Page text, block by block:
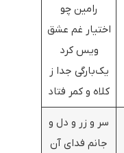
رامین چو
اختیار غم عشق
ویس کرد
یک‌بارگی جدا ز
کلاه و کمر فتاد
سر و زر و دل و
جانم فدای آن